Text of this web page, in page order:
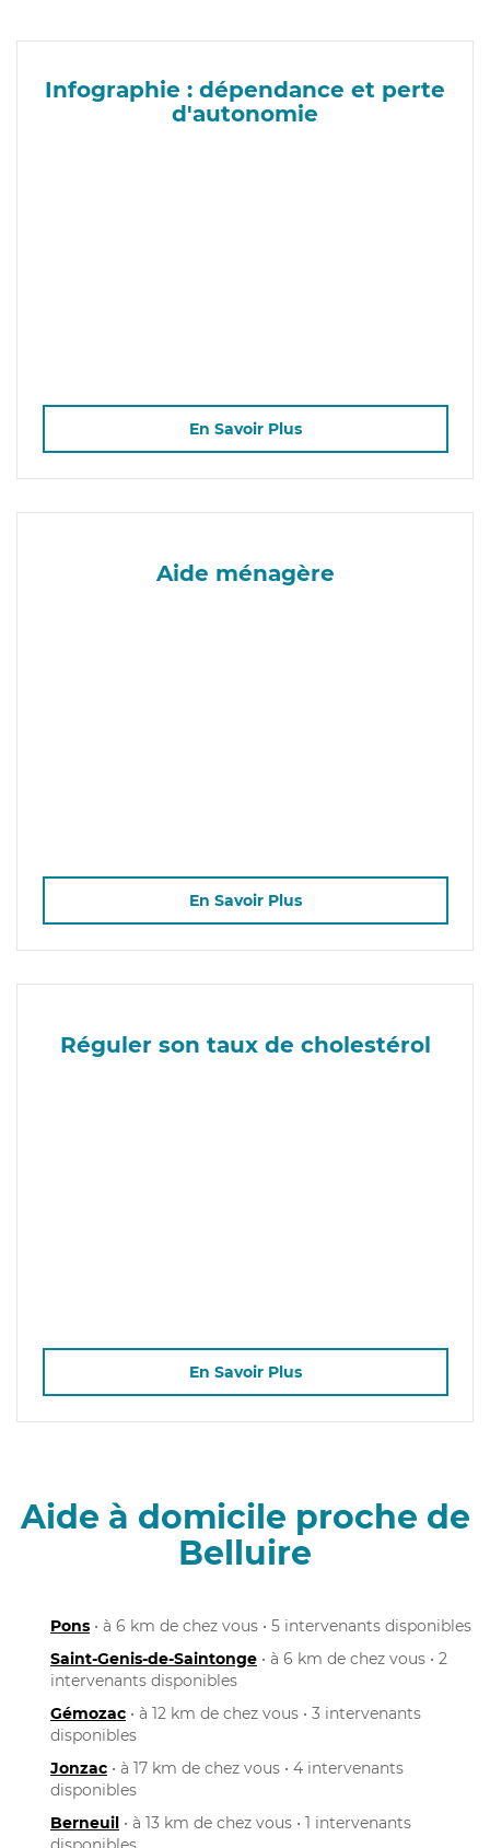
Infographie : dépendance et perte
d'autonomie
En Savoir Plus
Aide ménagère
En Savoir Plus
Réguler son taux de cholestérol
En Savoir Plus
Aide à domicile proche de
Belluire
Pons • à 6 km de chez vous • 5 intervenants disponibles
Saint-Genis-de-Saintonge • à 6 km de chez vous • 2
intervenants disponibles
Gémozac • à 12 km de chez vous • 3 intervenants
disponibles
Jonzac • à 17 km de chez vous • 4 intervenants
disponibles
Berneuil • à 13 km de chez vous • 1 intervenants